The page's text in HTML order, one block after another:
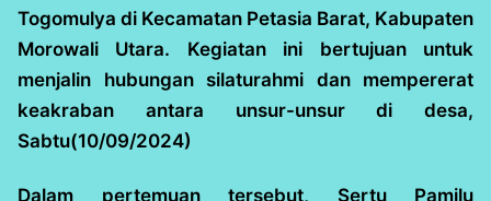
Togomulya di Kecamatan Petasia Barat, Kabupaten
Morowali Utara. Kegiatan ini bertujuan untuk
menjalin hubungan silaturahmi dan mempererat
keakraban antara unsur-unsur di desa,
Sabtu(10/09/2024)
Dalam pertemuan tersebut, Sertu Pamilu